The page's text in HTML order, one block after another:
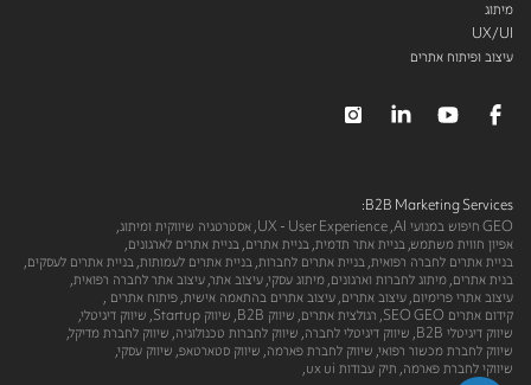
מיתוג
UX/UI
עיצוב ופיתוח אתרים
B2B Marketing Services:
GEO חיפוש במנועי AI, UX - User Experience, אסטרטגיה שיווקית ומיתוג,
אפיון חווית משתמש,בניית אתר תדמית,בניית אתרים,בניית אתרים לארגונים,
בניית אתרים לחברה רפואית,בניית אתרים לחברות,בניית אתרים לעמותות,בניית אתרים לעסקים,
בנית אתרים,מיתוג לחברות וארגונים,מיתוג עסקי,עיצוב אתר,עיצוב אתר לחברה רפואית,
עיצוב אתרי פרימיום,עיצוב אתרים,עיצוב אתרים בהתאמה אישית,פיתוח אתרים ‎,
קידום אתרים SEO GEO, רגולצית אתרים,שיווק B2B, שיווק Startup, שיווק דיגיטלי,
שיווק דיגיטלי B2B, שיווק דיגיטלי לחברה,שיווק לחברות טכנולוגיה,שיווק לחברת מדיקל,
שיווק לחברת מכשור רפואי,שיווק לחברת פארמה,שיווק סטארטאפ,שיווק עסקי,
שיווקי לחברת פארמה,תיק עבודות ux ui,